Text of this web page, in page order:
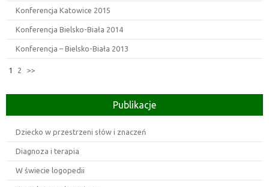
Konferencja Katowice 2015
Konferencja Bielsko-Biała 2014
Konferencja – Bielsko-Biała 2013
1 2 >>
Publikacje
Dziecko w przestrzeni słów i znaczeń
Diagnoza i terapia
W świecie logopedii